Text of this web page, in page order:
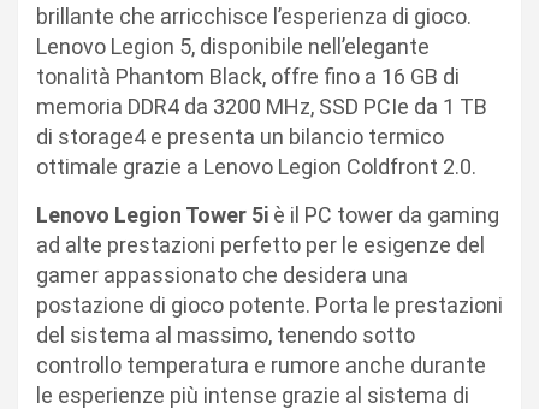
brillante che arricchisce l’esperienza di gioco.
Lenovo Legion 5, disponibile nell’elegante
tonalità Phantom Black, offre fino a 16 GB di
memoria DDR4 da 3200 MHz, SSD PCIe da 1 TB
di storage4 e presenta un bilancio termico
ottimale grazie a Lenovo Legion Coldfront 2.0.
Lenovo Legion Tower 5i è il PC tower da gaming
ad alte prestazioni perfetto per le esigenze del
gamer appassionato che desidera una
postazione di gioco potente. Porta le prestazioni
del sistema al massimo, tenendo sotto
controllo temperatura e rumore anche durante
le esperienze più intense grazie al sistema di